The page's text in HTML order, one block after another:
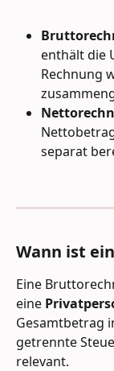
enthält die
Rechnung
separat
Wann ist
Eine
eine
Gesamtbetrag
getrennte
relevant.